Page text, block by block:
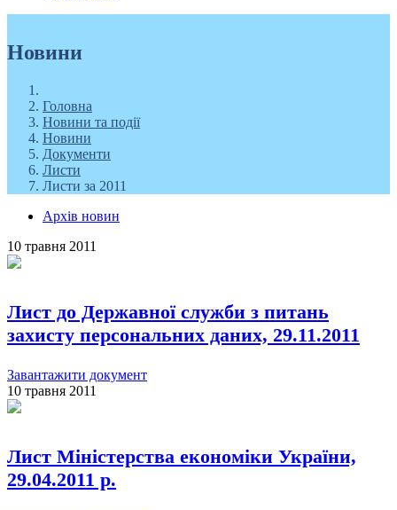
Новини
Головна
Новини та події
Новини
Документи
Листи
Листи за 2011
Архів новин
10 травня 2011
Лист до Державної служби з питань
захисту персональних даних, 29.11.2011
Завантажити документ
10 травня 2011
Лист Міністерства економіки України,
29.04.2011 р.